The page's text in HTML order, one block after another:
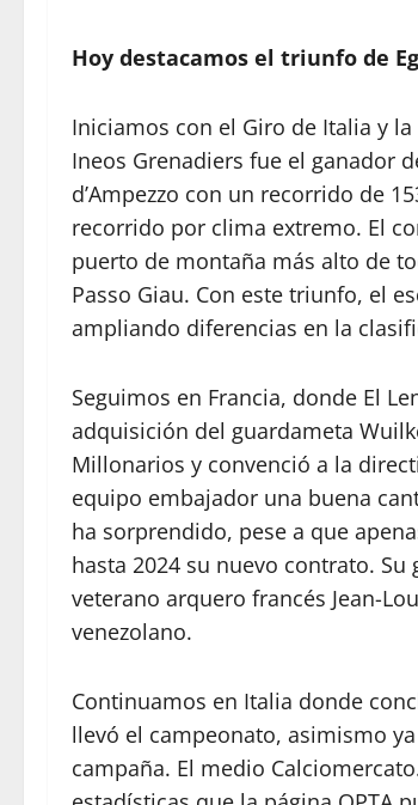
Hoy destacamos el triunfo de
Iniciamos con el Giro de Italia y
Ineos Grenadiers fue el ganador
d’Ampezzo con un recorrido de
recorrido por clima extremo. El
puerto de montaña más alto de
Passo Giau. Con este triunfo, el
ampliando diferencias en la
Seguimos en Francia, donde El
adquisición del guardameta
Millonarios y convenció a la
equipo embajador una buena
ha sorprendido, pese a que
hasta 2024 su nuevo contrato.
veterano arquero francés Jean-
venezolano.
Continuamos en Italia donde
llevó el campeonato, asimismo
campaña. El medio